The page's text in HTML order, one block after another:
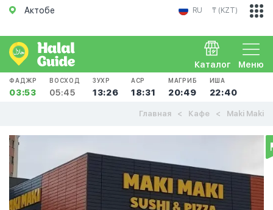
Актобе RU ₸ (KZT)
Меню
Каталог
ФАДЖР
03:53
ВОСХОД
05:45
ЗУХР
13:26
АСР
18:31
МАГРИБ
20:49
ИША
22:40
Главная Кафе Maki Maki